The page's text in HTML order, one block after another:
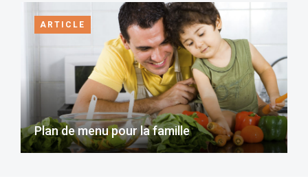
ARTICLE
Plan de menu pour la famille